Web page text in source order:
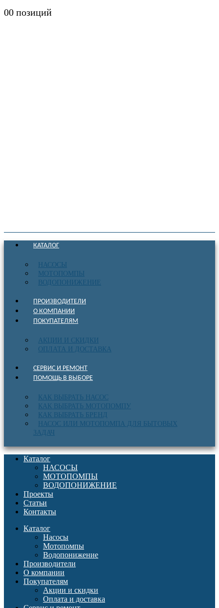
00 позиций
КАТАЛОГ
НАСОСЫ
МОТОПОМПЫ
ВОДОПОНИЖЕНИЕ
ПРОИЗВОДИТЕЛИ
О КОМПАНИИ
ПОКУПАТЕЛЯМ
АКЦИИ И СКИДКИ
ОПЛАТА И ДОСТАВКА
СЕРВИС И РЕМОНТ
ПОМОЩЬ В ВЫБОРЕ
КАК ВЫБРАТЬ НАСОС
КАК ВЫБРАТЬ МОТОПОМПУ
КАК ВЫБРАТЬ БРЕНД
НАСОС ИЛИ МОТОПОМПА ДЛЯ БЫТОВЫХ
ЗАДАЧ
Каталог
НАСОСЫ
МОТОПОМПЫ
ВОДОПОНИЖЕНИЕ
Проекты
Статьи
Контакты
Каталог
Насосы
Мотопомпы
Водопонижение
Производители
О компании
Покупателям
Акции и скидки
Оплата и доставка